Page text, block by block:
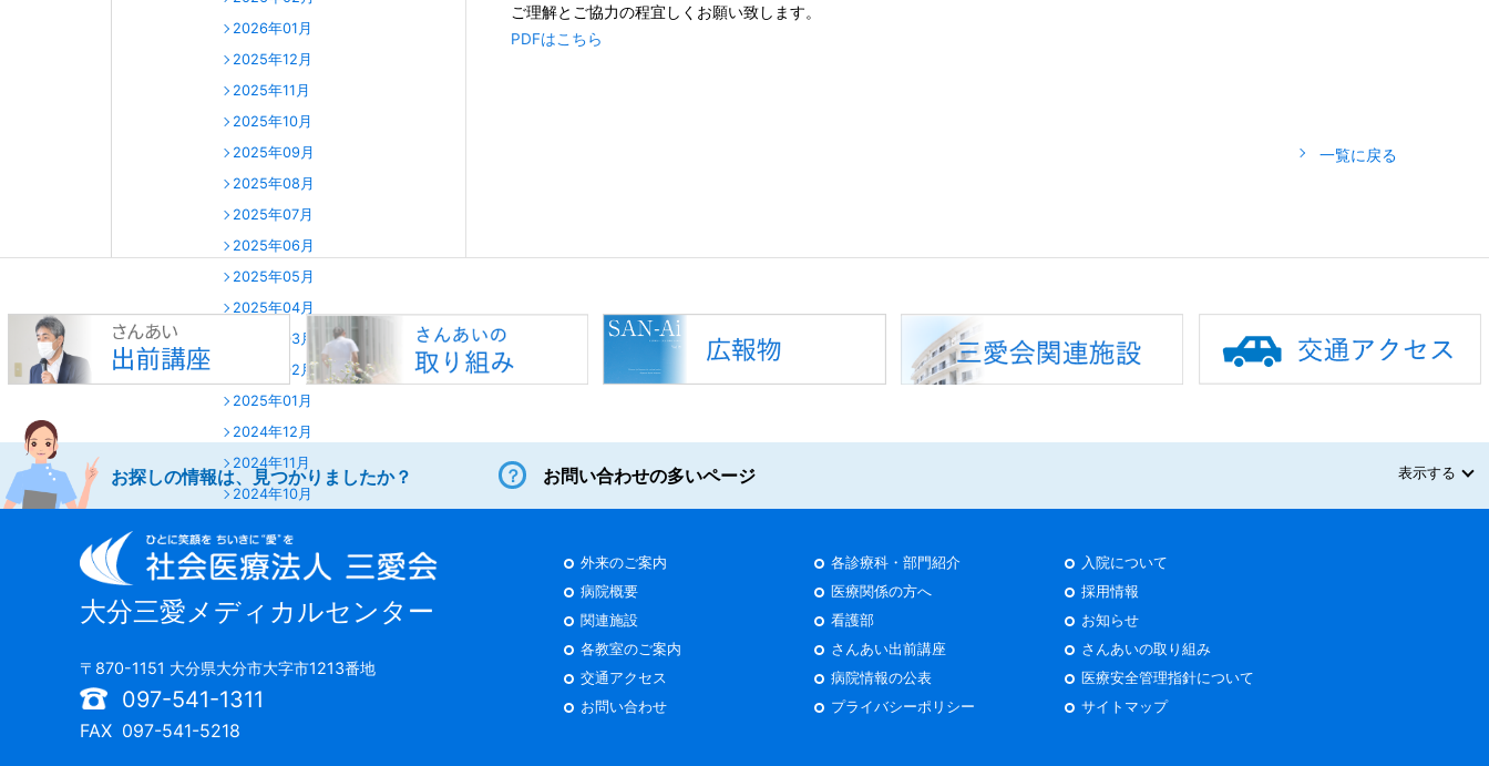
ご理解とご協力の程宜しくお願い致します。
PDFはこちら
一覧に戻る
2026年01月
2025年12月
2025年11月
2025年10月
2025年09月
2025年08月
2025年07月
2025年06月
2025年05月
2025年04月
2025年03月
2025年02月
2025年01月
2024年12月
2024年11月
2024年10月
2024年08月
2024年07月
2024年06月
2024年04月
2024年03月
2024年02月
お探しの情報は、見つかりましたか？ お問い合わせの多いページ 表示する
大分三愛メディカルセンター
〒870-1151 大分県大分市大字市1213番地
097-541-1311
FAX 097-541-5218
外来のご案内 各診療科・部門紹介
入院について
病院概要
医療関係の方へ
採用情報
関連施設
看護部
お知らせ
各教室のご案内
さんあい出前講座
さんあいの取り組み
交通アクセス
病院情報の公表
医療安全管理指針について
お問い合わせ
プライバシーポリシー サイトマップ